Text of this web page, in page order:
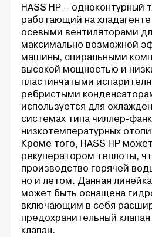
HASS HP – одноконтурный
работающий на
осевыми вентиляторами
максимально возможной
машины, спиральными
высокой мощностью и
пластинчатыми
ребристыми
используется для
системах типа чиллер-
низкотемпературных
Кроме того, HASS HP
рекуператором теплоты,
производство горячей
но и летом. Данная
может быть оснащена
включающим в себя
предохранительный
клапан.